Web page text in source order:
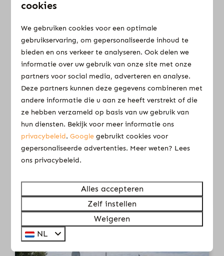
Vanaf
€ 50
€ 40
1 nacht
2 personen
Comfortplaats 6
ampère elektra
Gelderland, Elburg
6
Nee
Ja
Ca. 80/100m2
6 ampère elektra
gelegen op veld
cookies
We gebruiken cookies voor een optimale
gebruikservaring, om gepersonaliseerde inhoud te
bieden en ons verkeer te analyseren. Ook delen we
informatie over uw gebruik van onze site met onze
partners voor social media, adverteren en analyse.
Deze partners kunnen deze gegevens combineren met
andere informatie die u aan ze heeft verstrekt of die
ze hebben verzameld op basis van uw gebruik van
hun diensten. Bekijk voor meer informatie ons
privacybeleid.Google gebruikt cookies voor
gepersonaliseerde advertenties. Meer weten? Lees
ons privacybeleid.
Alles accepteren
Zelf instellen
Weigeren
NL